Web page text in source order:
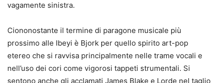
vagamente sinistra.
Ciononostante il termine di paragone musicale più
prossimo alle Ibeyi è Bjork per quello spirito art-pop
etereo che si ravvisa principalmente nelle trame vocali e
nell’uso dei cori come vigorosi tappeti strumentali. Si
sentono anche gli acclamati James Blake e Lorde nel taglio